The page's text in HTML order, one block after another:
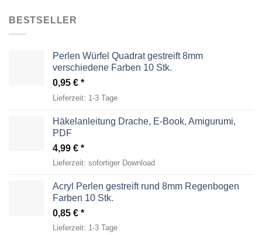
BESTSELLER
Perlen Würfel Quadrat gestreift 8mm
verschiedene Farben 10 Stk.
0,95 €
Lieferzeit: 1-3 Tage
Häkelanleitung Drache, E-Book, Amigurumi,
PDF
4,99 €
Lieferzeit: sofortiger Download
Acryl Perlen gestreift rund 8mm Regenbogen
Farben 10 Stk.
0,85 €
Lieferzeit: 1-3 Tage